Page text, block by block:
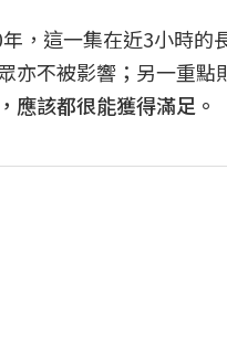
，這一集在近3小時的
亦不被影響；另一重
應該都很能獲得滿足。